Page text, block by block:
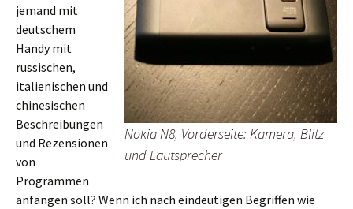
Nokia N8, Vorderseite: Kamera, Blitz
und Lautsprecher
jemand mit
deutschem
Handy mit
russischen,
italienischen und
chinesischen
Beschreibungen
und Rezensionen
von
Programmen
anfangen soll? Wenn ich nach eindeutigen Begriffen wie